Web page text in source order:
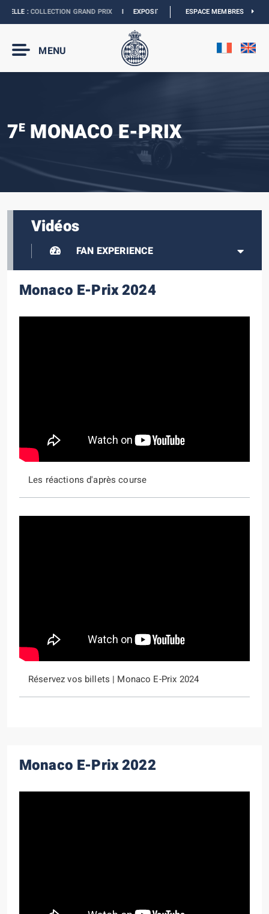
:COLLECTION GRAND PRIXIEXPOSITION MONACO & L’AUTOMOBILE :
ESPACE MEMBRES
MENU
7E MONACO E-PRIX
Vidéos
FAN EXPERIENCE
Monaco E-Prix 2024
Les réactions d'après course
Réservez vos billets | Monaco E-Prix 2024
Monaco E-Prix 2022